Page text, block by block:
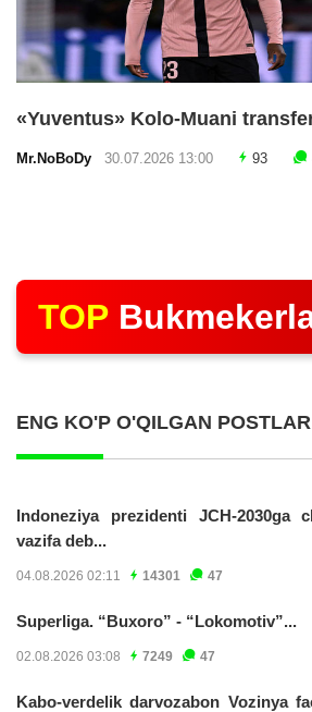
«Yuventus» Kolo-Muani
Mr.NoBoDy 30.07.2026 13:00 93
TOP
ENG KO'P O'QILGAN POSTLAR
Indoneziya prezidenti JCH-2030ga
vazifa deb...
04.08.2026 02:11 14301 47
Superliga. “Buxoro” - “Lokomotiv”...
02.08.2026 03:08 7249 47
Kabo-verdelik darvozabon Vozinya